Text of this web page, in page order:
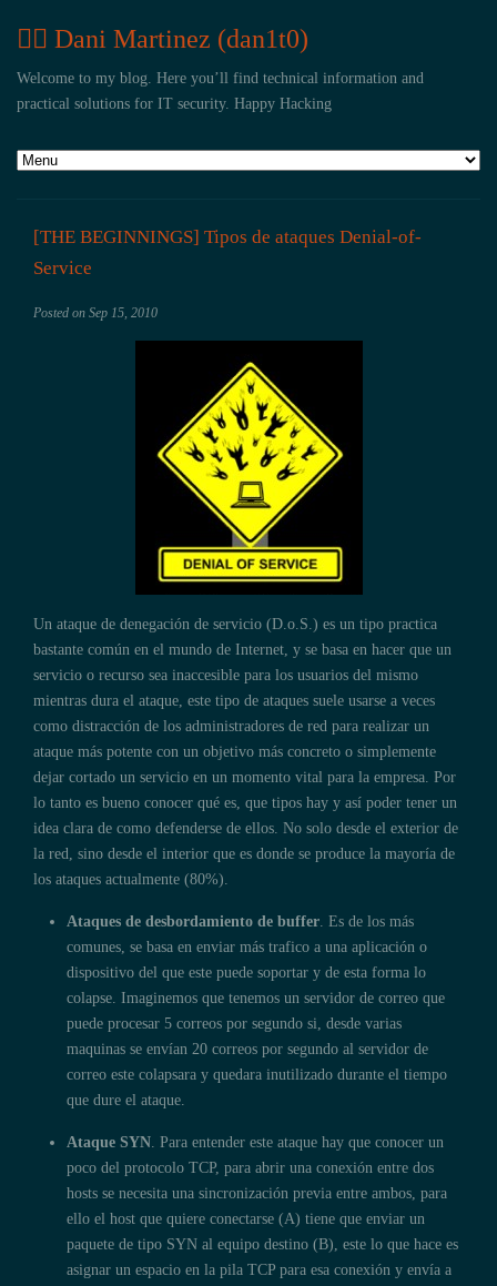
🏴‍☠️ Dani Martinez (dan1t0)
Welcome to my blog. Here you’ll find technical information and
practical solutions for IT security. Happy Hacking
[THE BEGINNINGS] Tipos de ataques Denial-of-
Service
Posted on Sep 15, 2010
Un ataque de denegación de servicio (D.o.S.) es un tipo practica
bastante común en el mundo de Internet, y se basa en hacer que un
servicio o recurso sea inaccesible para los usuarios del mismo
mientras dura el ataque, este tipo de ataques suele usarse a veces
como distracción de los administradores de red para realizar un
ataque más potente con un objetivo más concreto o simplemente
dejar cortado un servicio en un momento vital para la empresa. Por
lo tanto es bueno conocer qué es, que tipos hay y así poder tener un
idea clara de como defenderse de ellos. No solo desde el exterior de
la red, sino desde el interior que es donde se produce la mayoría de
los ataques actualmente (80%).
Ataques de desbordamiento de buffer. Es de los más
comunes, se basa en enviar más trafico a una aplicación o
dispositivo del que este puede soportar y de esta forma lo
colapse. Imaginemos que tenemos un servidor de correo que
puede procesar 5 correos por segundo si, desde varias
maquinas se envían 20 correos por segundo al servidor de
correo este colapsara y quedara inutilizado durante el tiempo
que dure el ataque.
Ataque SYN. Para entender este ataque hay que conocer un
poco del protocolo TCP, para abrir una conexión entre dos
hosts se necesita una sincronización previa entre ambos, para
ello el host que quiere conectarse (A) tiene que enviar un
paquete de tipo SYN al equipo destino (B), este lo que hace es
asignar un espacio en la pila TCP para esa conexión y envía a